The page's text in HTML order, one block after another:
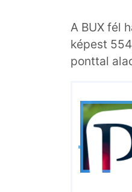
A BUX fél
képest
ponttal